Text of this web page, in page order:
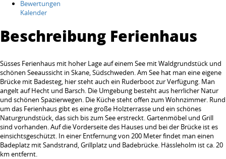
Bewertungen
Kalender
Beschreibung Ferienhaus
Süsses Ferienhaus mit hoher Lage auf einem See mit Waldgrundstück und
schönen Seeaussicht in Skane, Südschweden. Am See hat man eine eigene
Brücke mit Badesteg, hier steht auch ein Ruderboot zur Verfügung. Man
angelt auf Hecht und Barsch. Die Umgebung besteht aus herrlicher Natur
und schönen Spazierwegen. Die Küche steht offen zum Wohnzimmer. Rund
um das Ferienhaus gibt es eine große Holzterrasse und ein schönes
Naturgrundstück, das sich bis zum See erstreckt. Gartenmöbel und Grill
sind vorhanden. Auf die Vorderseite des Hauses und bei der Brücke ist es
einsichtsgeschützt. In einer Entfernung von 200 Meter findet man einen
Badeplatz mit Sandstrand, Grillplatz und Badebrücke. Hässleholm ist ca. 20
km entfernt.